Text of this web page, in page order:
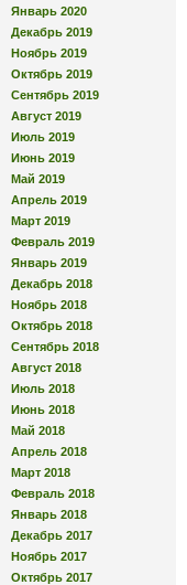
Январь 2020
Декабрь 2019
Ноябрь 2019
Октябрь 2019
Сентябрь 2019
Август 2019
Июль 2019
Июнь 2019
Май 2019
Апрель 2019
Март 2019
Февраль 2019
Январь 2019
Декабрь 2018
Ноябрь 2018
Октябрь 2018
Сентябрь 2018
Август 2018
Июль 2018
Июнь 2018
Май 2018
Апрель 2018
Март 2018
Февраль 2018
Январь 2018
Декабрь 2017
Ноябрь 2017
Октябрь 2017